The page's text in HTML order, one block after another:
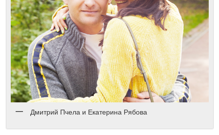
Дмитрий Пчела и Екатерина Рябова